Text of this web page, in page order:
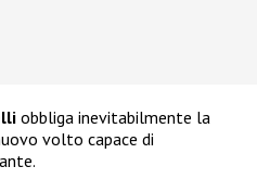
obbliga inevitabilmente la
volto capace di